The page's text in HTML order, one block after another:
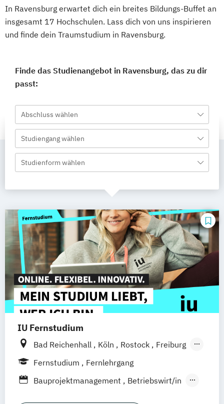
In Ravensburg erwartet dich ein breites Bildungs-Buffet an
insgesamt 17 Hochschulen. Lass dich von uns inspirieren
und finde dein Traumstudium in Ravensburg.
Finde das Studienangebot in Ravensburg, das zu dir
passt:
Abschluss wählen
Studiengang wählen
Studienform wählen
IU Fernstudium
Bad Reichenhall Köln Rostock
Freiburg
Kiel
Frankfurt am Main
Stuttgart
Deggendorf Karlsruhe Kassel
Oberhausen Offenbach Saarbrücken
Fernstudium
Fernlehrgang
Bauprojektmanagement
Betriebswirt/in